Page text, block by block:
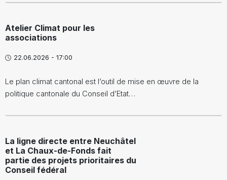
Atelier Climat pour les
associations
22.06.2026 - 17:00
Le plan climat cantonal est l’outil de mise en œuvre de la
politique cantonale du Conseil d’Etat…
La ligne directe entre Neuchâtel
et La Chaux-de-Fonds fait
partie des projets prioritaires du
Conseil fédéral